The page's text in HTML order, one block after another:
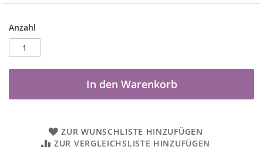
Anzahl
In den Warenkorb
ZUR WUNSCHLISTE HINZUFÜGEN
ZUR VERGLEICHSLISTE HINZUFÜGEN